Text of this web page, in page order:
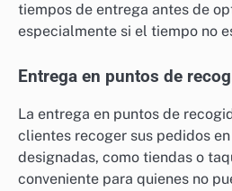
tiempos de entrega antes de
especialmente si el tiempo no
Entrega en puntos de
La entrega en puntos de
clientes recoger sus pedidos
designadas, como tiendas o
conveniente para quienes no